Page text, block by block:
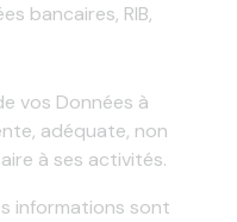
bancaires, RIB,
vos Données à
adéquate, non
à ses activités.
informations sont